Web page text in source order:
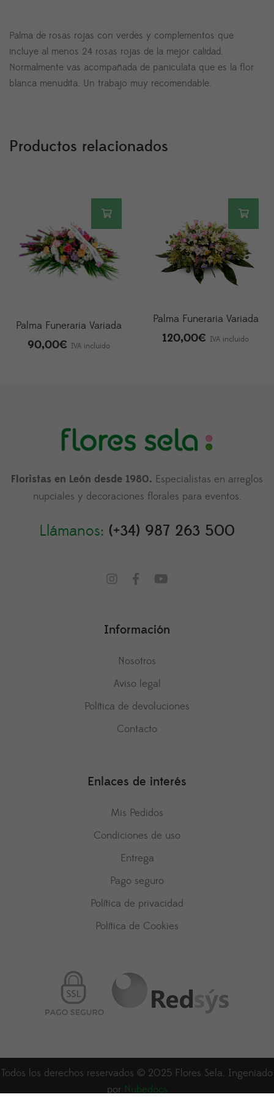
Palma de rosas rojas con verdes y complementos que
incluye al menos 24 rosas rojas de la mejor calidad.
Normalmente vas acompañada de paniculata que es la flor
blanca menudita. Un trabajo muy recomendable.
Productos relacionados
Palma Funeraria Variada
90,00€ IVA incluido
Palma Funeraria Variada
120,00€ IVA incluido
Floristas en León desde 1980. Especialistas en arreglos
nupciales y decoraciones florales para eventos.
Llámanos: (+34) 987 263 500
Información
Nosotros
Aviso legal
Política de devoluciones
Contacto
Enlaces de interés
Mis Pedidos
Condiciones de uso
Entrega
Pago seguro
Política de privacidad
Política de Cookies
Todos los derechos reservados © 2025 Flores Sela. Ingeniado
por Nubedocs